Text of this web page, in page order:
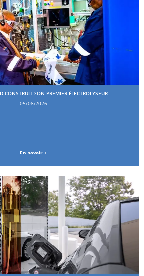
CONSTRUIT SON PREMIER ÉLECTROLYSEUR
05/08/2026
En savoir +